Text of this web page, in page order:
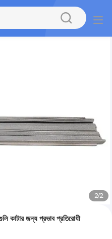
2/2
কাটার জন্য প্রভাব প্রতিরোধী